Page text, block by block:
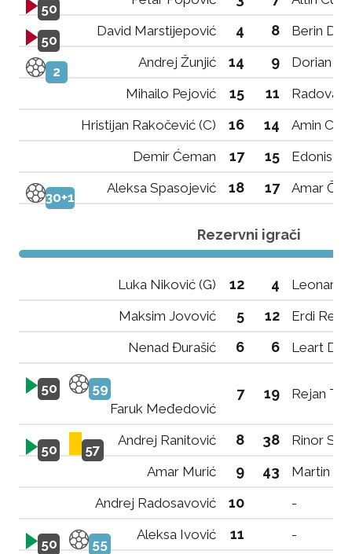
50
50
David Marstijepović 4 8 Berin
2
Andrej Žunjić 14 9
Dorian
Mihailo Pejović
15 11
Radovan
Hristijan Rakočević (C)
16 14
Amin
Demir Ćeman
17 15 Edonis
30+1
Aleksa Spasojević 18 17 Amar
Rezervni igrači
Luka Niković (G) 12 4
Leonard
Maksim Jovović
5 12
Erdi
Nenad Đurašić
6 6 Leart
50
59
Faruk Međedović
7 19 Rejan
50 57
Andrej Ranitović 8 38
Rinor
Amar Murić
9 43
Martin
Andrej Radosavović
10 -
50 55
Aleksa Ivović 11
-